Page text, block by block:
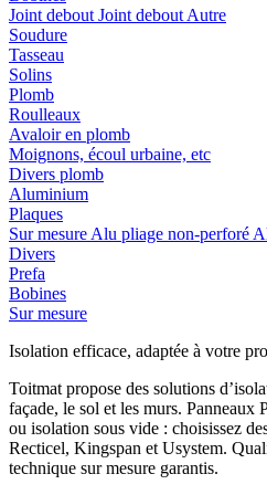
Joint debout Joint debout Autre
Soudure
Tasseau
Solins
Plomb
Roulleaux
Avaloir en plomb
Moignons, écoul urbaine, etc
Divers plomb
Aluminium
Plaques
Sur mesure Alu pliage non-perforé
Divers
Prefa
Bobines
Sur mesure
Isolation efficace, adaptée à votre
Toitmat propose des solutions
façade, le sol et les murs.
ou isolation sous vide : choisissez
Recticel, Kingspan et Usystem.
technique sur mesure garantis.